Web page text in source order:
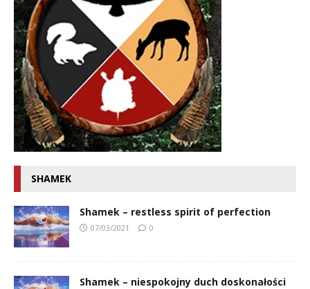
SHAMEK
Shamek – restless spirit of perfection
07/03/2021 0
Shamek – niespokojny duch doskonałości